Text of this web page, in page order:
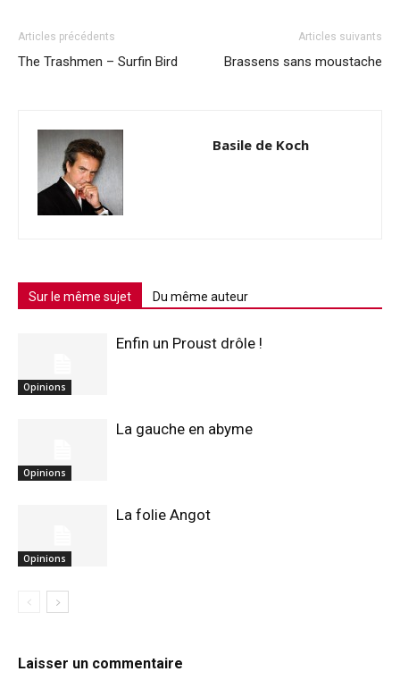
Articles précédents
The Trashmen – Surfin Bird
Articles suivants
Brassens sans moustache
Basile de Koch
Sur le même sujet Du même auteur
Opinions
Enfin un Proust drôle !
Opinions
La gauche en abyme
Opinions
La folie Angot
Laisser un commentaire